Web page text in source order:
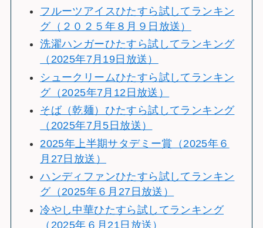
フルーツアイスひたすら試してランキン
グ（２０２５年８月９日放送）
洗濯ハンガーひたすら試してランキング
（2025年7月19日放送）
シュークリームひたすら試してランキン
グ（2025年7月12日放送）
そば（乾麺）ひたすら試してランキング
（2025年7月5日放送）
2025年上半期サタデミー賞（2025年６
月27日放送）
ハンディファンひたすら試してランキン
グ（2025年６月27日放送）
冷やし中華ひたすら試してランキング
（2025年６月21日放送）